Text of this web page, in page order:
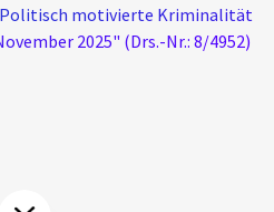
motivierte Kriminalität
2025" (Drs.-Nr.: 8/4952)